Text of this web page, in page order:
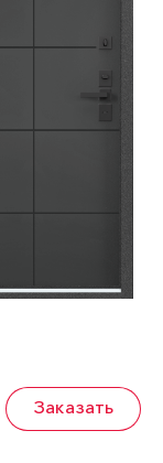
Заказать